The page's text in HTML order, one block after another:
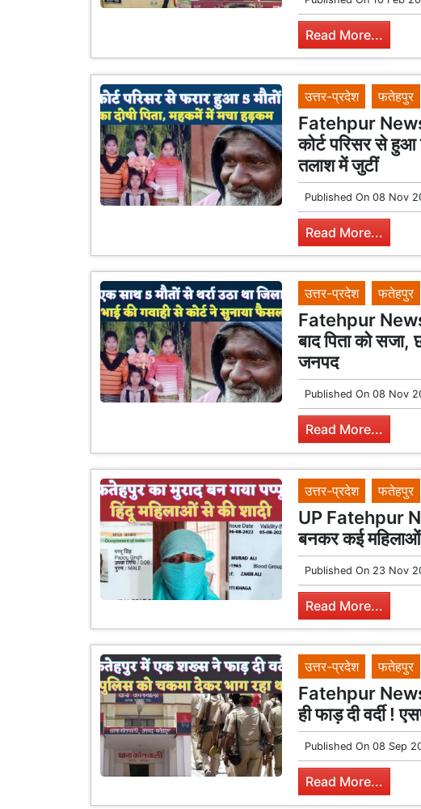
Read More...
उत्तर-प्रदेश फतेहपुर
Fatehpur News:
कोर्ट परिसर से
तलाश में जुटीं
Published On 08 Nov
Read More...
उत्तर-प्रदेश फतेहपुर
Fatehpur News:
बाद पिता को सजा,
जनपद
Published On 08 Nov
Read More...
उत्तर-प्रदेश फतेहपुर
UP Fatehpur
बनकर कई महिलाओं
Published On 23 Nov
Read More...
उत्तर-प्रदेश फतेहपुर
Fatehpur
ही फाड़ दी वर्दी !
Published On 08 Sep
Read More...